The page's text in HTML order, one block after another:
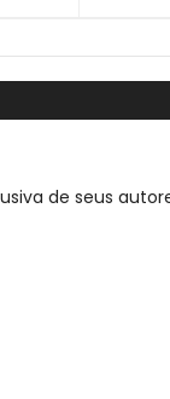
de seus